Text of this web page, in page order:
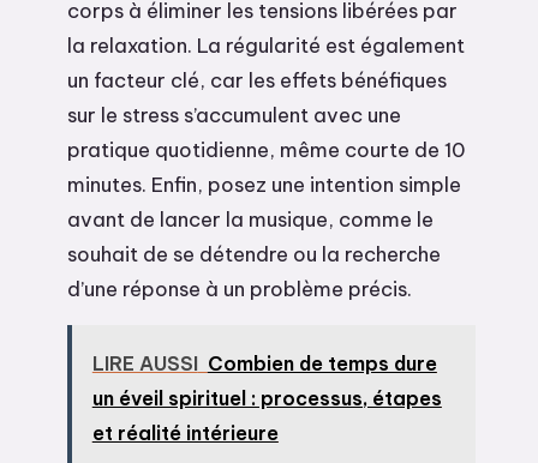
corps à éliminer les tensions libérées par
la relaxation. La régularité est également
un facteur clé, car les effets bénéfiques
sur le stress s’accumulent avec une
pratique quotidienne, même courte de 10
minutes. Enfin, posez une intention simple
avant de lancer la musique, comme le
souhait de se détendre ou la recherche
d’une réponse à un problème précis.
LIRE AUSSI Combien de temps dure
un éveil spirituel : processus, étapes
et réalité intérieure